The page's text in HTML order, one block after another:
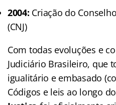
2004: Criação do
(CNJ)
Com todas evoluções e
Judiciário Brasileiro, que
igualitário e embasado
Códigos e leis ao longo